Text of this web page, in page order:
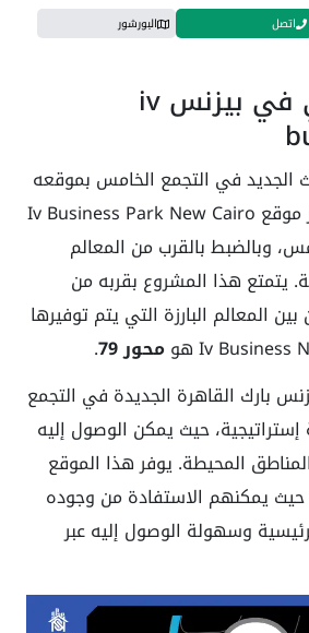
اتصل البورشور
موقع مول اي في بيزنس iv
الجديد في التجمع الخامس بموقعه
المميز، حيث تم اختيار موقع Iv Business Park New Cairo
وبالضبط بالقرب من المعالم
يتمتع هذا المشروع بقربه من
المعالم البارزة التي يتم توفيرها
محور 79
.
بارك القاهرة الجديدة في التجمع
حيث يمكن الوصول إليه
المحيطة. يوفر هذا الموقع
حيث يمكنهم الاستفادة من وجوده
وسهولة الوصول إليه عبر